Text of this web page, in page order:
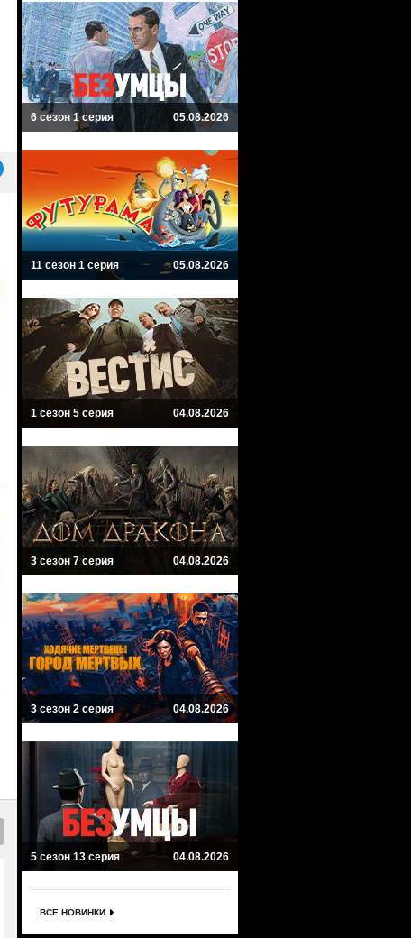
6 сезон 1 серия 05.08.2026
11 сезон 1 серия 05.08.2026
1 сезон 5 серия 04.08.2026
3 сезон 7 серия 04.08.2026
3 сезон 2 серия 04.08.2026
5 сезон 13 серия 04.08.2026
ВСЕ НОВИНКИ